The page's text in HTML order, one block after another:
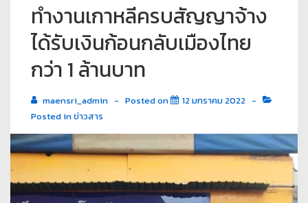
ทำงานเกาหลีครบสัญญาจ้าง
ได้รับเงินก้อนกลับเมืองไทย
กว่า 1 ล้านบาท
maensri_admin Posted on
12 มกราคม 2022
Posted inข่าวสาร